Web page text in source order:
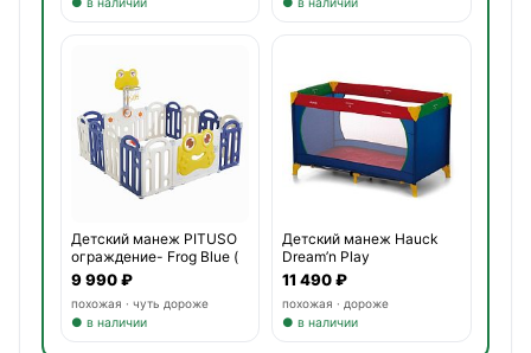
Детский манеж PITUSO
ограждение- Frog Blue (
9 990 ₽
похожая · чуть дороже
● в наличии
Детский манеж Hauck
Dream’n Play
11 490 ₽
похожая · дороже
● в наличии